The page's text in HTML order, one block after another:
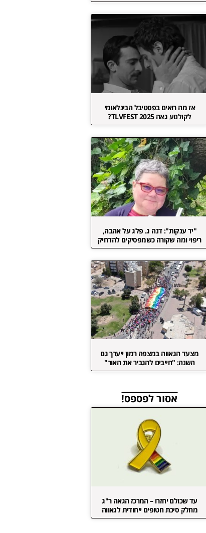
אז מה רואים בפסטיבל הבינלאומי
לקולנוע גאה TLVFEST 2025?
"יד ענקות": דנה ג. פלג על אהבה,
ריפוי ומה שקורה כשמפסיקים להדחיק
מצעד הגאווה במצפה רמון ייערך גם
השנה: "חייבים להגביר את האור"
אסור לפספס!
עד שכולם יחזרו – המרכז הגאה ר"ג
מחלק סיכת חטופים ייחודית לגאווה